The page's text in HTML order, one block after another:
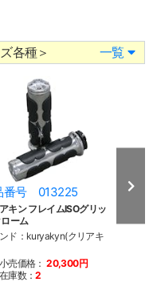
各種＞ 一覧
番号 013225
キン フレイムISOグリッ
ーム
ド：kuryakyn(クリアキ
売価格： 20,300円
庫数：2
商